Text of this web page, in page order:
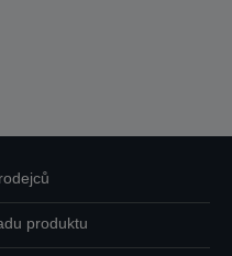
produktu